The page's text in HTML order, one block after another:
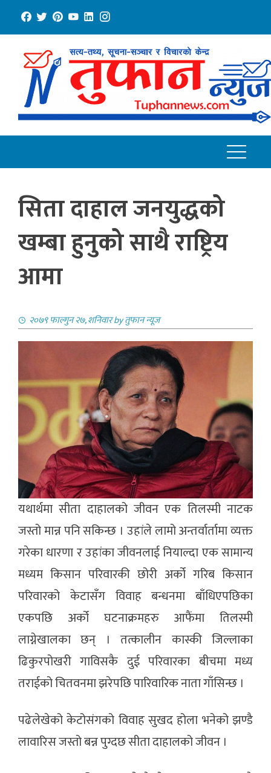
content
सिता दाहाल जनयुद्धको
खम्बा हुनुको साथै राष्ट्रिय
आमा
२०७९ फाल्गुन २७, शनिवारbyतुफान न्यूज
यथार्थमा सीता दाहालको जीवन एक तिलस्मी नाटक
जस्तो मान्न पनि सकिन्छ । उहांले लामो अन्तर्वार्तामा व्यक्त
गरेका धारणा र उहांका जीवनलाई नियाल्दा एक सामान्य
मध्यम किसान परिवारकी छोरी अर्को गरिब किसान
परिवारको केटासँग विवाह बन्धनमा बाँधिएपछिका
एकपछि अर्को घटनाक्रमहरु आफैंमा तिलस्मी
लाग्नेखालका छन् । तत्कालीन कास्की जिल्लाका
ढिकुरपोखरी गाविसकै दुई परिवारका बीचमा मध्य
तराईको चितवनमा झरेपछि पारिवारिक नाता गाँसिन्छ ।
पढेलेखेको केटोसंगको विवाह सुखद होला भनेको झण्डै
लावारिस जस्तो बन्न पुग्दछ सीता दाहालको जीवन ।